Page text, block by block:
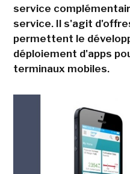
service
service. Il s'agit
permettent le
déploiement d'apps
terminaux mobiles.